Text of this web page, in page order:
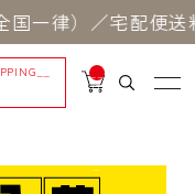
一律）／宅配便送
__
IT
_